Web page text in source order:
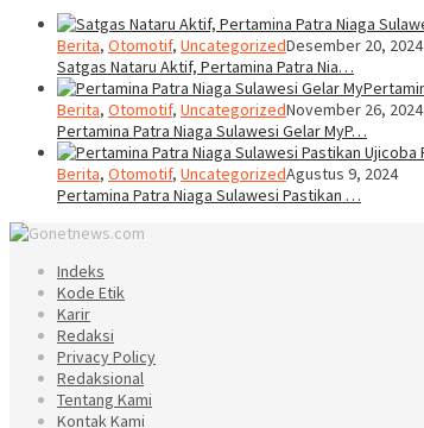
Berita, Otomotif, UncategorizedDesember 20, 2024
Satgas Nataru Aktif, Pertamina Patra Nia…
Berita, Otomotif, UncategorizedNovember 26, 2024
Pertamina Patra Niaga Sulawesi Gelar MyP…
Berita, Otomotif, UncategorizedAgustus 9, 2024
Pertamina Patra Niaga Sulawesi Pastikan …
Indeks
Kode Etik
Karir
Redaksi
Privacy Policy
Redaksional
Tentang Kami
Kontak Kami